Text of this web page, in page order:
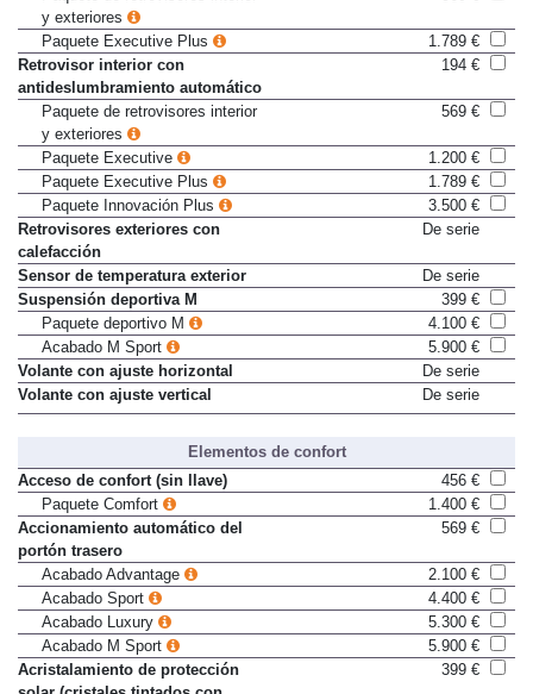
Paquete de retrovisores interior
y exteriores
Paquete Executive Plus
1.789 €
Retrovisor interior con
antideslumbramiento automático
Paquete de retrovisores interior
y exteriores
Paquete Executive
1.200 €
Paquete Executive Plus
1.789 €
Paquete Innovación Plus
3.500 €
Retrovisores exteriores con
calefacción
Sensor de temperatura exterior
De serie
Suspensión deportiva M
399 €
Paquete deportivo M
4.100 €
Acabado M Sport
5.900 €
Volante con ajuste horizontal
De serie
Volante con ajuste vertical
De serie
Elementos de confort
Acceso de confort (sin llave)
456 €
Paquete Comfort
1.400 €
Accionamiento automático del
portón trasero
Acabado Advantage
2.100 €
Acabado Sport
4.400 €
Acabado Luxury
5.300 €
Acabado M Sport
5.900 €
Acristalamiento de protección